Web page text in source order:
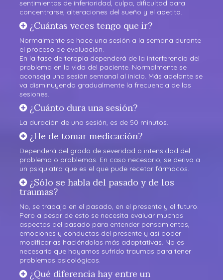
sentimientos de inferioridad, culpa, dificultad para
concentrarse, alteraciones del sueño y el apetito.
¿Cuántas veces tengo que ir?
Normalmente se hace una sesión a la semana durante
el proceso de evaluación.
En la fase de terapia dependerá de la interferencia del
problema en la vida del paciente. Normalmente se
aconseja una sesión semanal al inicio. Más adelante se
va disminuyendo gradualmente la frecuencia de las
sesiones.
¿Cuánto dura una sesión?
La duración de una sesión, es de 50 minutos.
¿He de tomar medicación?
Dependerá del grado de severidad o intensidad del
problema o problemas. En caso necesario, se deriva a
un psiquiatra que es el que pude recetar fármacos.
¿Sólo se habla del pasado y de los
traumas?
No, se trabaja en el pasado, en el presente y el futuro.
Pero a pesar de esto se necesita evaluar muchos
aspectos del pasado para entender pensamientos,
emociones y conductas del presente y así poder
modificarlas haciéndolas más adaptativas. No es
necesario que hayamos sufrido traumas para tener
problemas psicológicos.
¿Qué diferencia hay entre un